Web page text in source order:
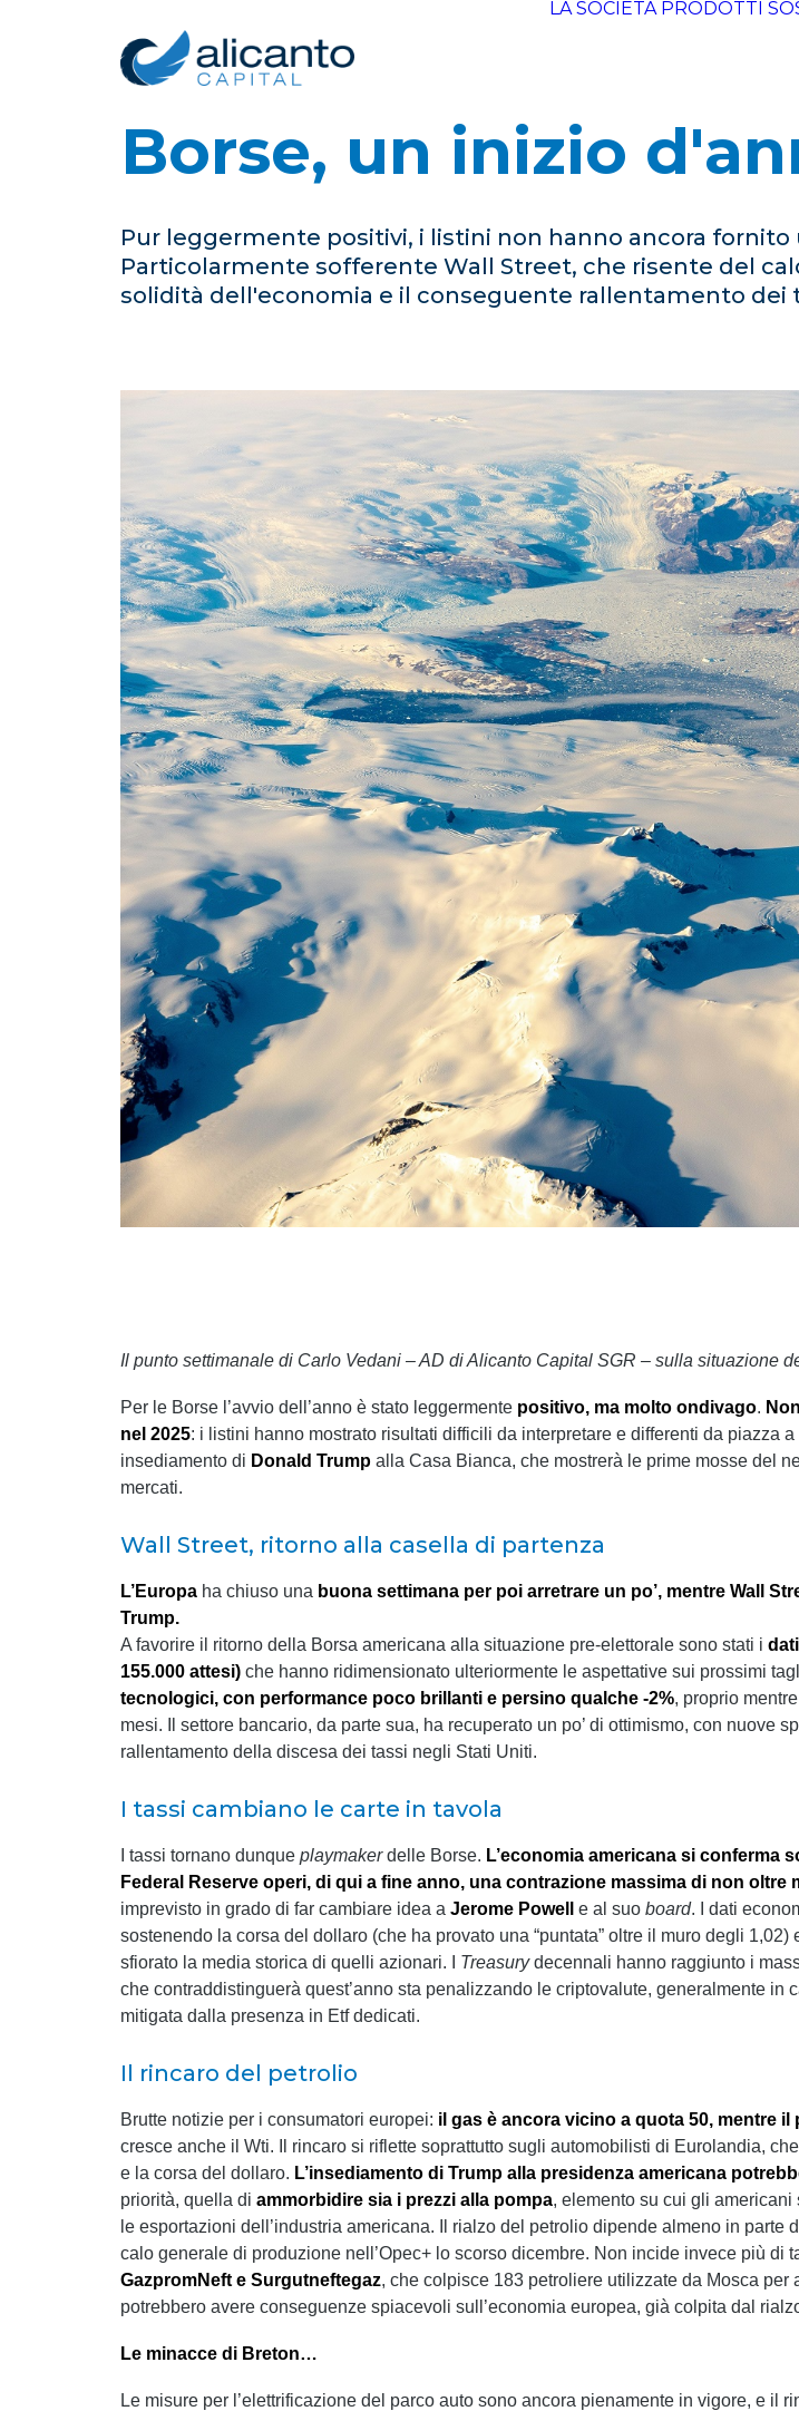
LA SOCIETÀ PRODOTTI
Borse, un inizio
Pur leggermente positivi, i listini non hanno ancora
Particolarmente sofferente Wall Street, che risente del
solidità dell'economia e il conseguente rallentamento dei
Il punto settimanale di Carlo Vedani – AD di Alicanto Capital SGR – sulla situazione
Per le Borse l’avvio dell’anno è stato leggermente positivo, ma molto ondivago.
nel 2025: i listini hanno mostrato risultati difficili da interpretare e differenti da piazza
insediamento di Donald Trump alla Casa Bianca, che mostrerà le prime mosse del
mercati.
Wall Street, ritorno alla casella di partenza
L’Europa ha chiuso una buona settimana per poi arretrare un po’, mentre Wall
Trump.
A favorire il ritorno della Borsa americana alla situazione pre-elettorale sono stati i
155.000 attesi) che hanno ridimensionato ulteriormente le aspettative sui prossimi
tecnologici, con performance poco brillanti e persino qualche -2%, proprio
mesi. Il settore bancario, da parte sua, ha recuperato un po’ di ottimismo, con nuove
rallentamento della discesa dei tassi negli Stati Uniti.
I tassi cambiano le carte in tavola
I tassi tornano dunque playmakerdelle Borse. L’economia americana si conferma
Federal Reserve operi, di qui a fine anno, una contrazione massima di non oltre
imprevisto in grado di far cambiare idea a Jerome Powell e al suo board. I dati
sostenendo la corsa del dollaro (che ha provato una “puntata” oltre il muro degli 1,02)
sfiorato la media storica di quelli azionari. I Treasurydecennali hanno raggiunto i
che contraddistinguerà quest’anno sta penalizzando le criptovalute, generalmente
mitigata dalla presenza in Etf dedicati.
Il rincaro del petrolio
Brutte notizie per i consumatori europei: il gas è ancora vicino a quota 50, mentre il
cresce anche il Wti. Il rincaro si riflette soprattutto sugli automobilisti di Eurolandia,
e la corsa del dollaro. L’insediamento di Trump alla presidenza americana
priorità, quella di ammorbidire sia i prezzi alla pompa, elemento su cui gli
le esportazioni dell’industria americana. Il rialzo del petrolio dipende almeno in
calo generale di produzione nell’Opec+ lo scorso dicembre. Non incide invece più di
GazpromNeft e Surgutneftegaz, che colpisce 183 petroliere utilizzate da Mosca
potrebbero avere conseguenze spiacevoli sull’economia europea, già colpita dal
Le minacce di Breton…
Le misure per l’elettrificazione del parco auto sono ancora pienamente in vigore, e il